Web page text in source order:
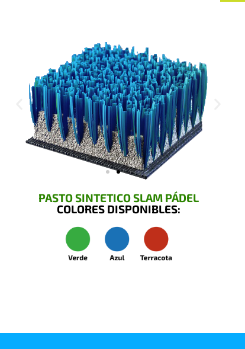
PASTO SINTETICO SLAM PÁDEL
COLORES DISPONIBLES: